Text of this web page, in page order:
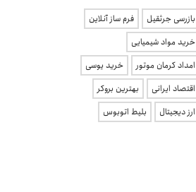
بازرسی جرثقیل
فرم ساز آنلاین
خرید مواد شیمیایی
امداد کرمان موتور
خرید یوسی
اقتصاد ایرانی
بهترین بروکر
ارز دیجیتال
بلیط اتوبوس